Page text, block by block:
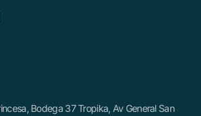
Bodega 37 Tropika, Av General San